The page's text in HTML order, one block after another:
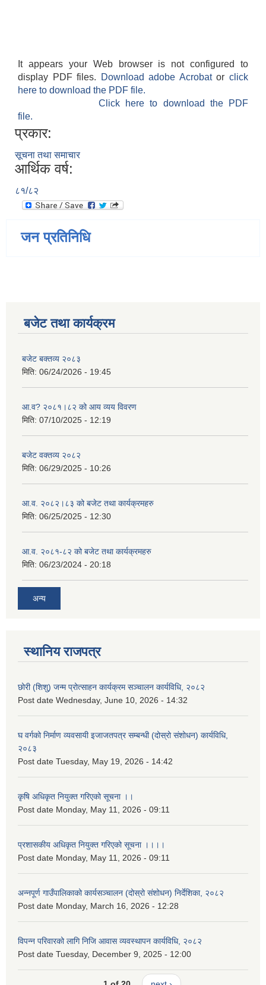
It appears your Web browser is not configured to
display PDF files.
Download adobe Acrobatorclick
here to download the PDF file.
Click here to download the PDF
file.
प्रकार:
सूचना तथा समाचार
आर्थिक वर्ष:
८१/८२
जन प्रतिनिधि
बजेट तथा कार्यक्रम
बजेट बक्तव्य २०८३
मिति: 06/24/2026 - 19:45
आ.व? २०८१।८२ को आय व्यय विवरण
मिति: 07/10/2025 - 12:19
बजेट वक्तव्य २०८२
मिति: 06/29/2025 - 10:26
आ.व. २०८२।८३ को बजेट तथा कार्यक्रमहरु
मिति: 06/25/2025 - 12:30
आ.व. २०८१-८२ को बजेट तथा कार्यक्रमहरु
मिति: 06/23/2024 - 20:18
अन्य
स्थानिय राजपत्र
छोरी (शिशु) जन्म प्रोत्साहन कार्यक्रम सञ्चालन कार्यविधि, २०८२
Post date Wednesday, June 10, 2026 - 14:32
घ वर्गको निर्माण व्यवसायी इजाजतपत्र सम्बन्धी (दोस्रो संशोधन) कार्यविधि,
२०८३
Post date Tuesday, May 19, 2026 - 14:42
कृषि अधिकृत नियुक्त गरिएको सूचना ।।
Post date Monday, May 11, 2026 - 09:11
प्रशासकीय अधिकृत नियुक्त गरिएको सूचना ।।।।
Post date Monday, May 11, 2026 - 09:11
अन्नपूर्ण गाउँपालिकाको कार्यसञ्चालन (दोस्रो संशोधन) निर्देशिका, २०८२
Post date Monday, March 16, 2026 - 12:28
विपन्न परिवारको लागि निजि आवास व्यवस्थापन कार्यविधि, २०८२
Post date Tuesday, December 9, 2025 - 12:00